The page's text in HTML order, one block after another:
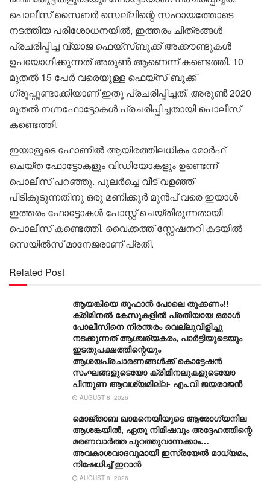
പൊലീസ് സൈബർ സെല്ലിന്റെ സഹായത്തോടെ
നടത്തിയ പരിശോധനയിൽ, ഇത്തരം ചിത്രങ്ങൾ
പ്രചരിപ്പിച്ച വ്യാജ ഫെയ്സ്ബുക്ക് അക്കൗണ്ടുകൾ
ഉപയോഗിക്കുന്നത് അരുൺ ആണെന്ന് കണ്ടെത്തി. 10
മുതൽ 15 പേർ വരെയുള്ള ഫെയ്സ് ബുക്ക്
ഗ്രൂപ്പുണ്ടാക്കിയാണ് ഇതു പ്രചരിപ്പിച്ചത്. അരുൺ 2020
മുതൽ നഗ്നഫോട്ടോകൾ പ്രചരിപ്പിച്ചതായി പൊലീസ്
കണ്ടെത്തി.
ഇയാളുടെ ഫോണിൽ ആയിരത്തിലധികം മോർഫ്
ചെയ്ത ഫോട്ടോകളും വ‌ിഡിയോകളും ഉണ്ടെന്ന്
പൊലീസ് പറഞ്ഞു. പുലർച്ചെ വീട് വളഞ്ഞ്
പിടികൂടുന്നതിനു ഒരു മണിക്കൂർ മുൻപ് വരെ ഇയാൾ
ഇത്തരം ഫോട്ടോകൾ പോസ്റ്റ് ചെയ്തിരുന്നതായി
പൊലീസ് കണ്ടെത്തി. വൈക്കത്ത് സ്റ്റേഷനറി കടയിൽ
സെയിൽസ് മാനേജരാണ് പ്രതി.
Related Post
ആയങ്കിയെ തൂഫാൻ പോലെ തൂക്കണം!!
ക്രിമിനൽ കേസുകളിൽ പ്രതിയായ ഒരാൾ
പോലീസിനെ നിരന്തരം വെല്ലുവിളിച്ചു
നടക്കുന്നത് ആശ്ചര്യകരം, പാർട്ടിയുടെയും
ഇടതുപക്ഷത്തിന്റെയും
ആശയപ്രചാരണങ്ങൾക്ക് കൊട്ടേഷൻ
സംഘങ്ങളുടെയോ ക്രിമിനലുകളുടെയോ
പിന്തുണ ആവശ്യമില്ല- എം.വി ജയരാജൻ
AUGUST 8, 2026
മൊജ്താബ ഖാമനെയിയുടെ ആരോ​ഗ്യനില
ആശങ്കയിൽ, ഏതു നിമിഷവും അദ്ദേഹത്തിന്റെ
മരണവാർത്ത പുറത്തുവന്നേക്കാം…
അവകാശവാദവുമായി ഇസ്രയേൽ മാധ്യമം,
നിഷേധിച്ച് ഇറാൻ
AUGUST 8, 2026